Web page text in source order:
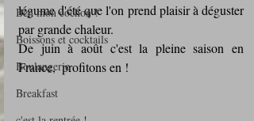
Ben mon cochon !
Boissons et cocktails
Boulangerie
Breakfast
légume d'été que l'on prend plaisir à déguster
par grande chaleur.
De juin à août c'est la pleine saison en
France,  profitons en !